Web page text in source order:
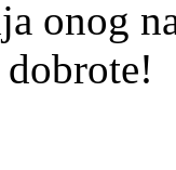
onog